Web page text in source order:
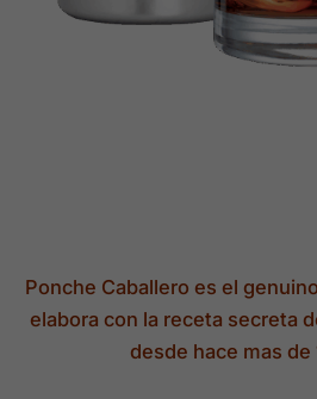
Ponche Caballero es el
elabora con la receta secreta
desde hace mas de